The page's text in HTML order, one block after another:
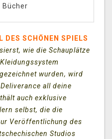
Bücher
DES SCHÖNEN SPIELS
wie die Schauplätze
wurden, wird
all deine
auch exklusive
selbst, die die
Veröffentlichung des
Studios